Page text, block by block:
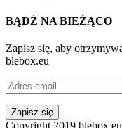
BĄDŹ NA BIEŻĄCO
Zapisz się, aby
blebox.eu
Copyright 2019